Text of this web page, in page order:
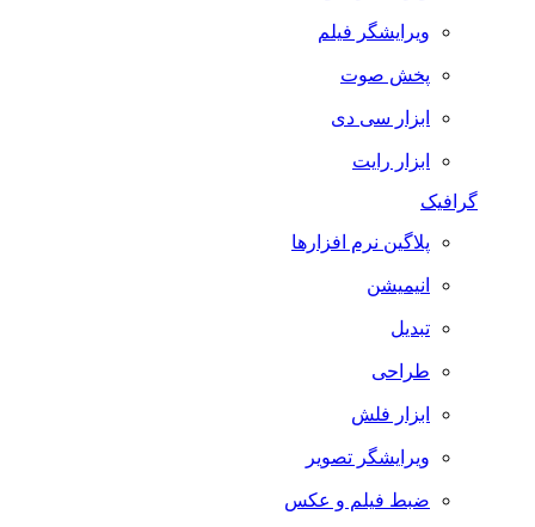
ویرایشگر فیلم
پخش صوت
ابزار سی دی
ابزار رایت
گرافیک
پلاگین نرم افزارها
انیمیشن
تبدیل
طراحی
ابزار فلش
ویرایشگر تصویر
ضبط فيلم و عكس